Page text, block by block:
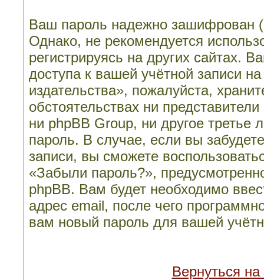
Ваш пароль надежно зашифрован
Однако, не рекомендуется
регистрируясь на других сайтах.
доступа к вашей учётной записи
издательства», пожалуйста,
обстоятельствах ни
ни phpBB Group, ни другое
пароль. В случае, если вы
записи, вы сможете
«Забыли пароль?»,
phpBB. Вам будет необходимо
адрес email, после чего
вам новый пароль для вашей
Вернуться